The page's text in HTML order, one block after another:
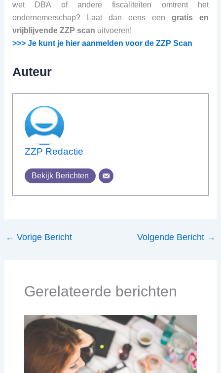
wet DBA of andere fiscaliteiten omtrent het
ondernemerschap? Laat dan eens eengratis en
vrijblijvende ZZP scan uitvoeren!
>>> Je kunt je hier aanmelden voor de ZZP Scan
Auteur
ZZP Redactie
Bekijk Berichten
← Vorige Bericht Volgende Bericht →
Gerelateerde berichten